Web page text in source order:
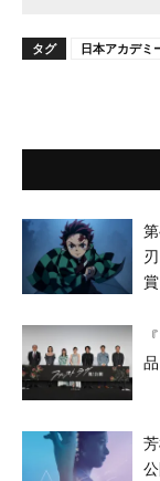
タグ 日本アカデミ